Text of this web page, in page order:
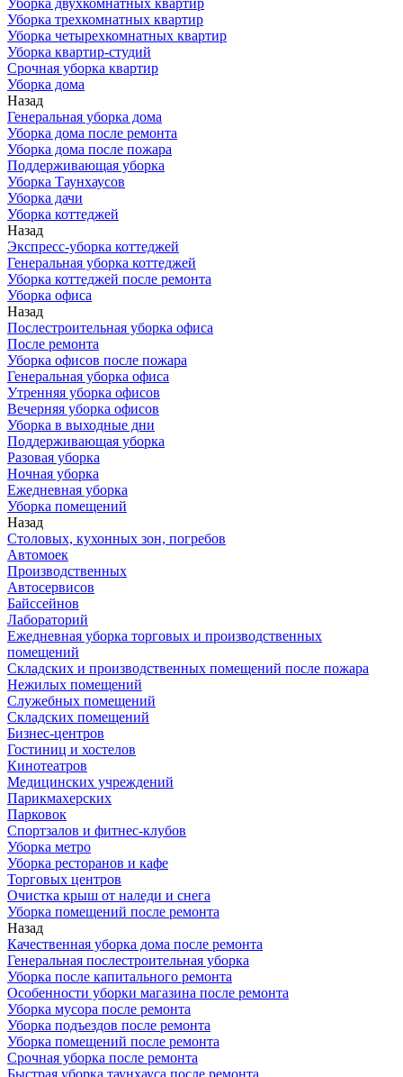
Уборка двухкомнатных квартир
Уборка трехкомнатных квартир
Уборка четырехкомнатных квартир
Уборка квартир-студий
Срочная уборка квартир
Уборка дома
Назад
Генеральная уборка дома
Уборка дома после ремонта
Уборка дома после пожара
Поддерживающая уборка
Уборка Таунхаусов
Уборка дачи
Уборка коттеджей
Назад
Экспресс-уборка коттеджей
Генеральная уборка коттеджей
Уборка коттеджей после ремонта
Уборка офиса
Назад
Послестроительная уборка офиса
После ремонта
Уборка офисов после пожара
Генеральная уборка офиса
Утренняя уборка офисов
Вечерняя уборка офисов
Уборка в выходные дни
Поддерживающая уборка
Разовая уборка
Ночная уборка
Ежедневная уборка
Уборка помещений
Назад
Столовых, кухонных зон, погребов
Автомоек
Производственных
Автосервисов
Байссейнов
Лабораторий
Ежедневная уборка торговых и производственных
помещений
Складских и производственных помещений после пожара
Нежилых помещений
Служебных помещений
Складских помещений
Бизнес-центров
Гостиниц и хостелов
Кинотеатров
Медицинских учреждений
Парикмахерских
Парковок
Спортзалов и фитнес-клубов
Уборка метро
Уборка ресторанов и кафе
Торговых центров
Очистка крыш от наледи и снега
Уборка помещений после ремонта
Назад
Качественная уборка дома после ремонта
Генеральная послестроительная уборка
Уборка после капитального ремонта
Особенности уборки магазина после ремонта
Уборка мусора после ремонта
Уборка подъездов после ремонта
Уборка помещений после ремонта
Срочная уборка после ремонта
Быстрая уборка таунхауса после ремонта